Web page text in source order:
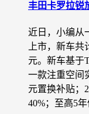
丰田卡罗拉锐
近日，小编从
上市，新车共
元。新车基于
一款注重空间
元置换补贴；
40%；至高5